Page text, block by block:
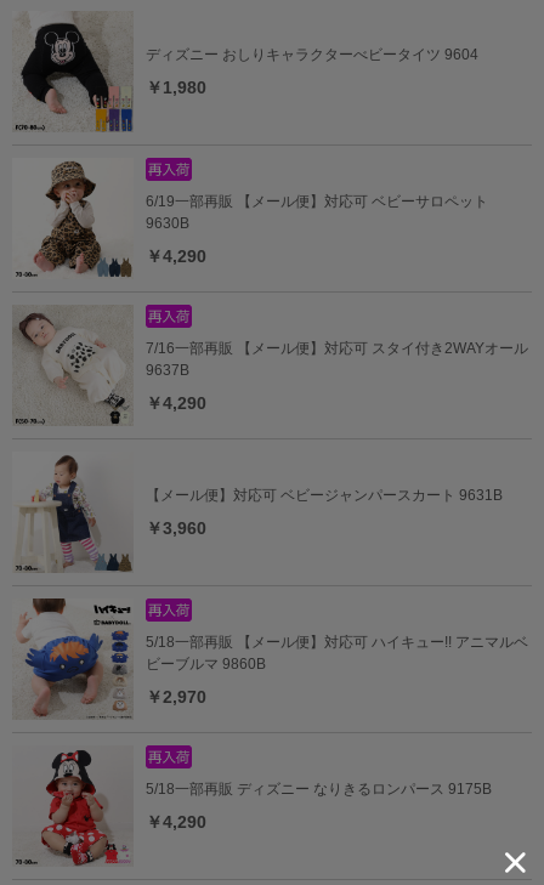
ディズニー おしりキャラクターべビータイツ 9604
￥1,980
6/19一部再販 【メール便】対応可 ベビーサロペット
9630B
￥4,290
7/16一部再販 【メール便】対応可 スタイ付き2WAYオール
9637B
￥4,290
【メール便】対応可 ベビージャンパースカート 9631B
￥3,960
5/18一部再販 【メール便】対応可 ハイキュー!! アニマルベ
ビーブルマ 9860B
￥2,970
5/18一部再販 ディズニー なりきるロンパース 9175B
￥4,290